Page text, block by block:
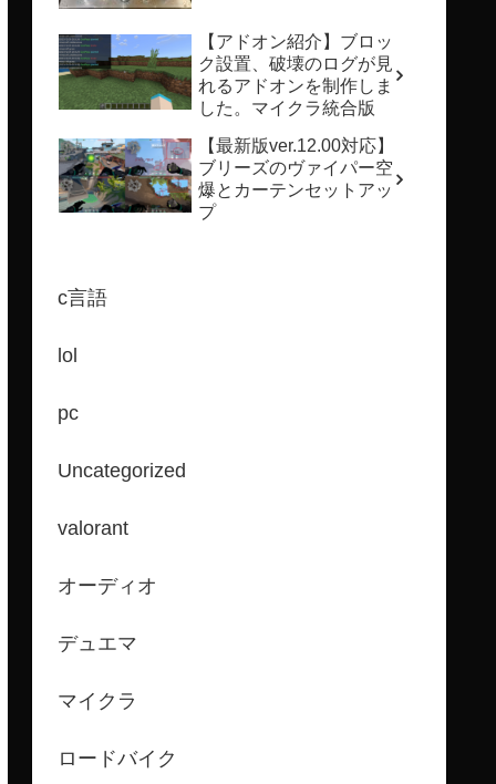
【アドオン紹介】ブロッ
ク設置、破壊のログが見
れるアドオンを制作しま
した。マイクラ統合版
【最新版ver.12.00対応】
ブリーズのヴァイパー空
爆とカーテンセットアッ
プ
c言語
lol
pc
Uncategorized
valorant
オーディオ
デュエマ
マイクラ
ロードバイク